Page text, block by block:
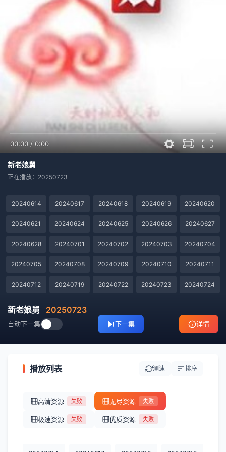
00:00 /0:00
新老娘舅
正在播放：20250723
20240614 20240617 20240618 20240619 20240620
20240621 20240624 20240625 20240626 20240627
20240628 20240701 20240702 20240703 20240704
20240705 20240708 20240709 20240710 20240711
20240712 20240719 20240722 20240723 20240724
20240725
20240802 20240805 20240806 20240808
20240809 20240812 20240813 20240814 20240815
20240816 20240819 20240821 20240822
20240823 20240826 20240827 20240828 20240829
20240830 20240902 20240903 20240904
20240909 20240910 20240911
新老娘舅 20250723
自动下一集 下一集 详情
播放列表 测速 排序
高清资源 失败 无尽资源 失败
极速资源 失败 优质资源 失败